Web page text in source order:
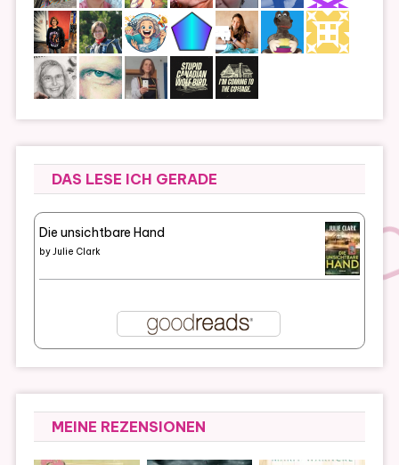
DAS LESE ICH GERADE
Die unsichtbare Hand
byJulie Clark
MEINE REZENSIONEN